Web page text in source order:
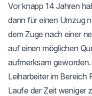
Vor knapp 14 Jahren
dann für einen Umzug
dem Zuge nach einer
auf einen möglichen
aufmerksam
Leiharbeiter im Bereich
Laufe der Zeit weniger